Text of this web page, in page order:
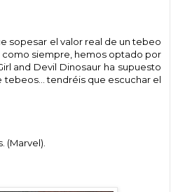
sopesar el valor real de un tebeo
como siempre, hemos optado por
and Devil Dinosaur ha supuesto
tebeos... tendréis que escuchar el
(Marvel).